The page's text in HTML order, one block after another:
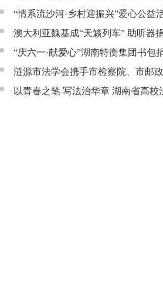
新之魂 湖南青年公证人为知识产权
“情系流沙河·乡村迎振兴”爱心公益
市流沙河镇
澳大利亚魏基成“天籁列车” 助听器
开慧镇
“庆六一·献爱心”湖南特衡集团书包
慧镇举行
涟源市法学会携手市检察院、市邮
讲走进七星街镇仙洞中学
以青春之笔 写法治华章 湖南省高校